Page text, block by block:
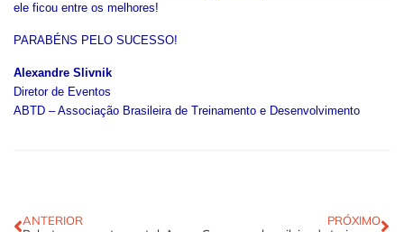
ele ficou entre os melhores!
PARABÉNS PELO SUCESSO!
Alexandre Slivnik
Diretor de Eventos
ABTD – Associação Brasileira de Treinamento e Desenvolvimento
ANTERIOR
PRÓXIMO